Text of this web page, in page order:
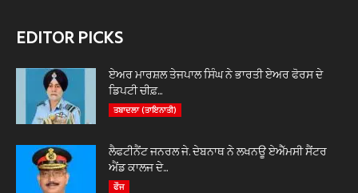
EDITOR PICKS
ਏਅਰ ਮਾਰਸ਼ਲ ਤੇਜਪਾਲ ਸਿੰਘ ਨੇ ਭਾਰਤੀ ਏਅਰ ਫੋਰਸ ਦੇ
ਡਿਪਟੀ ਚੀਫ਼...
ਤਬਾਦਲਾ (ਤਾਇਨਾਤੀ)
ਲੈਫਟੀਨੈਂਟ ਜਨਰਲ ਜੇ. ਦੇਬਨਾਥ ਨੇ ਲਖਨਊ ਏਐੱਮਸੀ ਸੈਂਟਰ
ਐਂਡ ਕਾਲਜ ਦੇ...
ਫੌਜ